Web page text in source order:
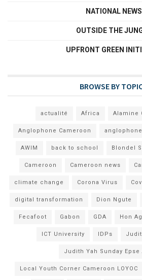
NATIONAL NEWS
OUTSIDE THE
UPFRONT GREEN
BROWSE BY
actualité Africa Alamine
Anglophone Cameroon
AWIM back to school Blondel
Cameroon Cameroon news
climate change Corona Virus
digital transformation Dion Ngute
Fecafoot Gabon GDA Hon
ICT University IDPs
Judith Yah Sunday Epse
Local Youth Corner Cameroon LOYOC